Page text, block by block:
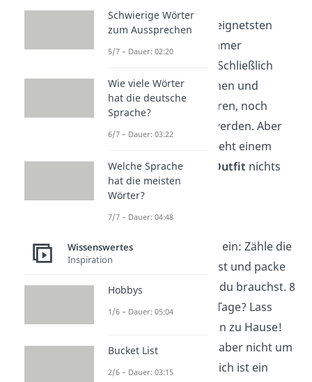
Die Frage nach der geeignetsten
Festival Kleidung ist immer
. Schließlich
willst du ja cool aussehen und
gleichzeitig weder frieren, noch
schwitzen oder nass werden. Aber
mit folgenden Tipps steht einem
gelungenenFestival-Outfit nichts
mehr im Weg!
Tipps:
Packe
ein: Zähle die
Tage die du weg bist und packe
nur so viel ein, wie du brauchst. 8
paar Socken für 3 Tage? Lass
mindestens 4 davon zu Hause!
Cool aussehen
: Ja, aber nicht um
jeden Preis! Natürlich ist ein
Schwierige Wörter
zum Aussprechen
5/7 – Dauer: 02:20
Wie viele Wörter
hat die deutsche
Sprache?
6/7 – Dauer: 03:22
Welche Sprache
hat die meisten
Wörter?
7/7 – Dauer: 04:48
Wissenswertes
Inspiration
Hobbys
1/6 – Dauer: 05:04
Bucket List
2/6 – Dauer: 03:15